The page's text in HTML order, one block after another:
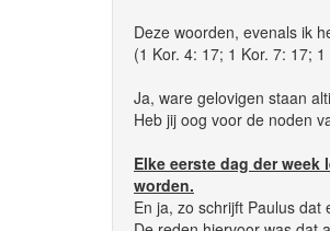
Deze woorden, evenals ik
(1 Kor. 4: 17; 1 Kor. 7: 17;
Ja, ware gelovigen staan
Heb jij oog voor de noden
Elke eerste dag der
worden.
En ja, zo schrijft Paulus